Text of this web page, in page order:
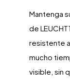
Mantenga
de
resistente
mucho
visible, sin